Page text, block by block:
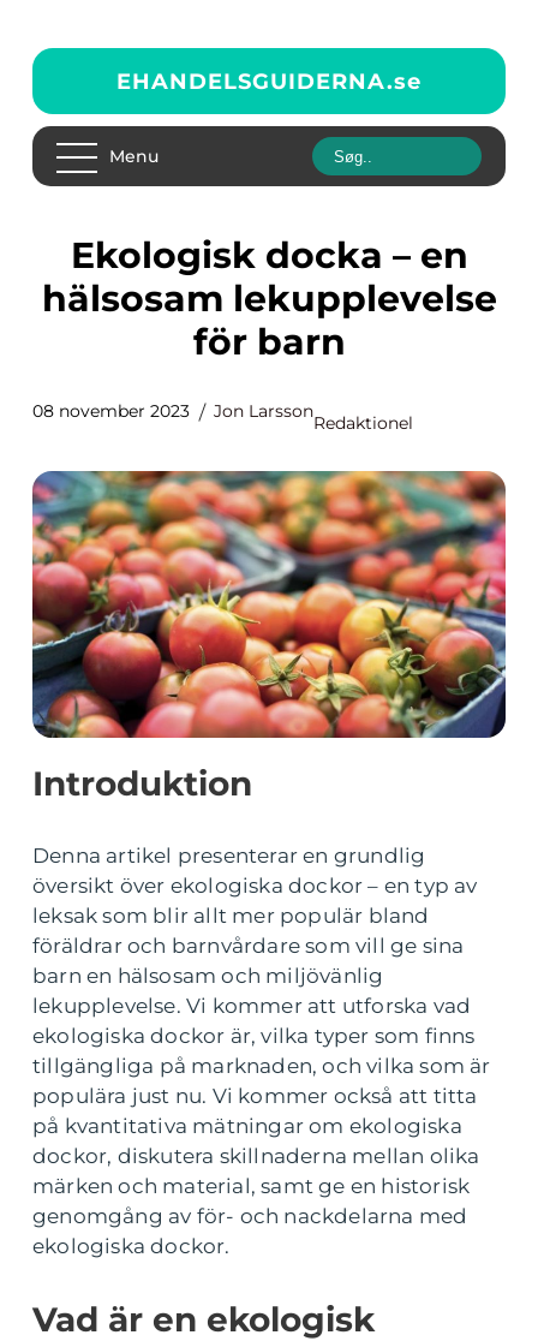
EHANDELSGUIDERNA.se
Menu
Ekologisk docka – en
hälsosam lekupplevelse
för barn
08 november 2023 Jon Larsson
Redaktionel
Introduktion
Denna artikel presenterar en grundlig
översikt över ekologiska dockor – en typ av
leksak som blir allt mer populär bland
föräldrar och barnvårdare som vill ge sina
barn en hälsosam och miljövänlig
lekupplevelse. Vi kommer att utforska vad
ekologiska dockor är, vilka typer som finns
tillgängliga på marknaden, och vilka som är
populära just nu. Vi kommer också att titta
på kvantitativa mätningar om ekologiska
dockor, diskutera skillnaderna mellan olika
märken och material, samt ge en historisk
genomgång av för- och nackdelarna med
ekologiska dockor.
Vad är en ekologisk